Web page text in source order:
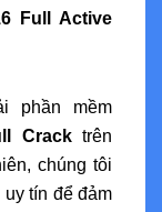
Full Active
phần mềm
Cracktrên
chúng tôi
tín để đảm